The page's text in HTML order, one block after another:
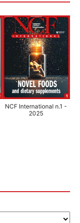
NCF International n.1 -
2025